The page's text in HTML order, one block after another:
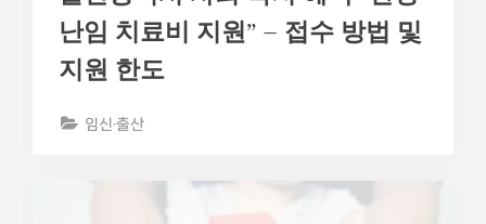
난임 치료비 지원” – 접수 방법 및
지원 한도
임신·출산